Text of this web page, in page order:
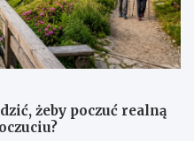
żeby poczuć realną